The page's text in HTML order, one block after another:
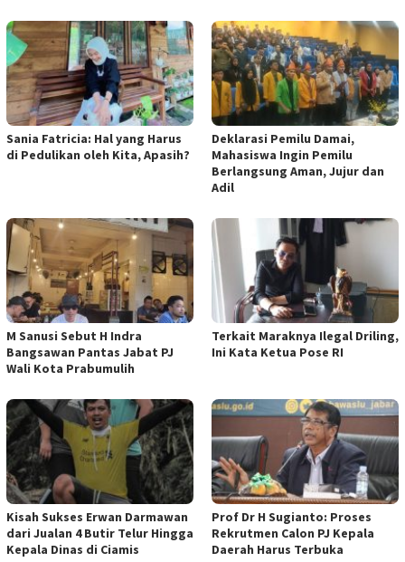
Sania Fatricia: Hal yang Harus
di Pedulikan oleh Kita, Apasih?
Deklarasi Pemilu Damai,
Mahasiswa Ingin Pemilu
Berlangsung Aman, Jujur dan
Adil
M Sanusi Sebut H Indra
Bangsawan Pantas Jabat PJ
Wali Kota Prabumulih
Terkait Maraknya Ilegal Driling,
Ini Kata Ketua Pose RI
Kisah Sukses Erwan Darmawan
dari Jualan 4 Butir Telur Hingga
Kepala Dinas di Ciamis
Prof Dr H Sugianto: Proses
Rekrutmen Calon PJ Kepala
Daerah Harus Terbuka